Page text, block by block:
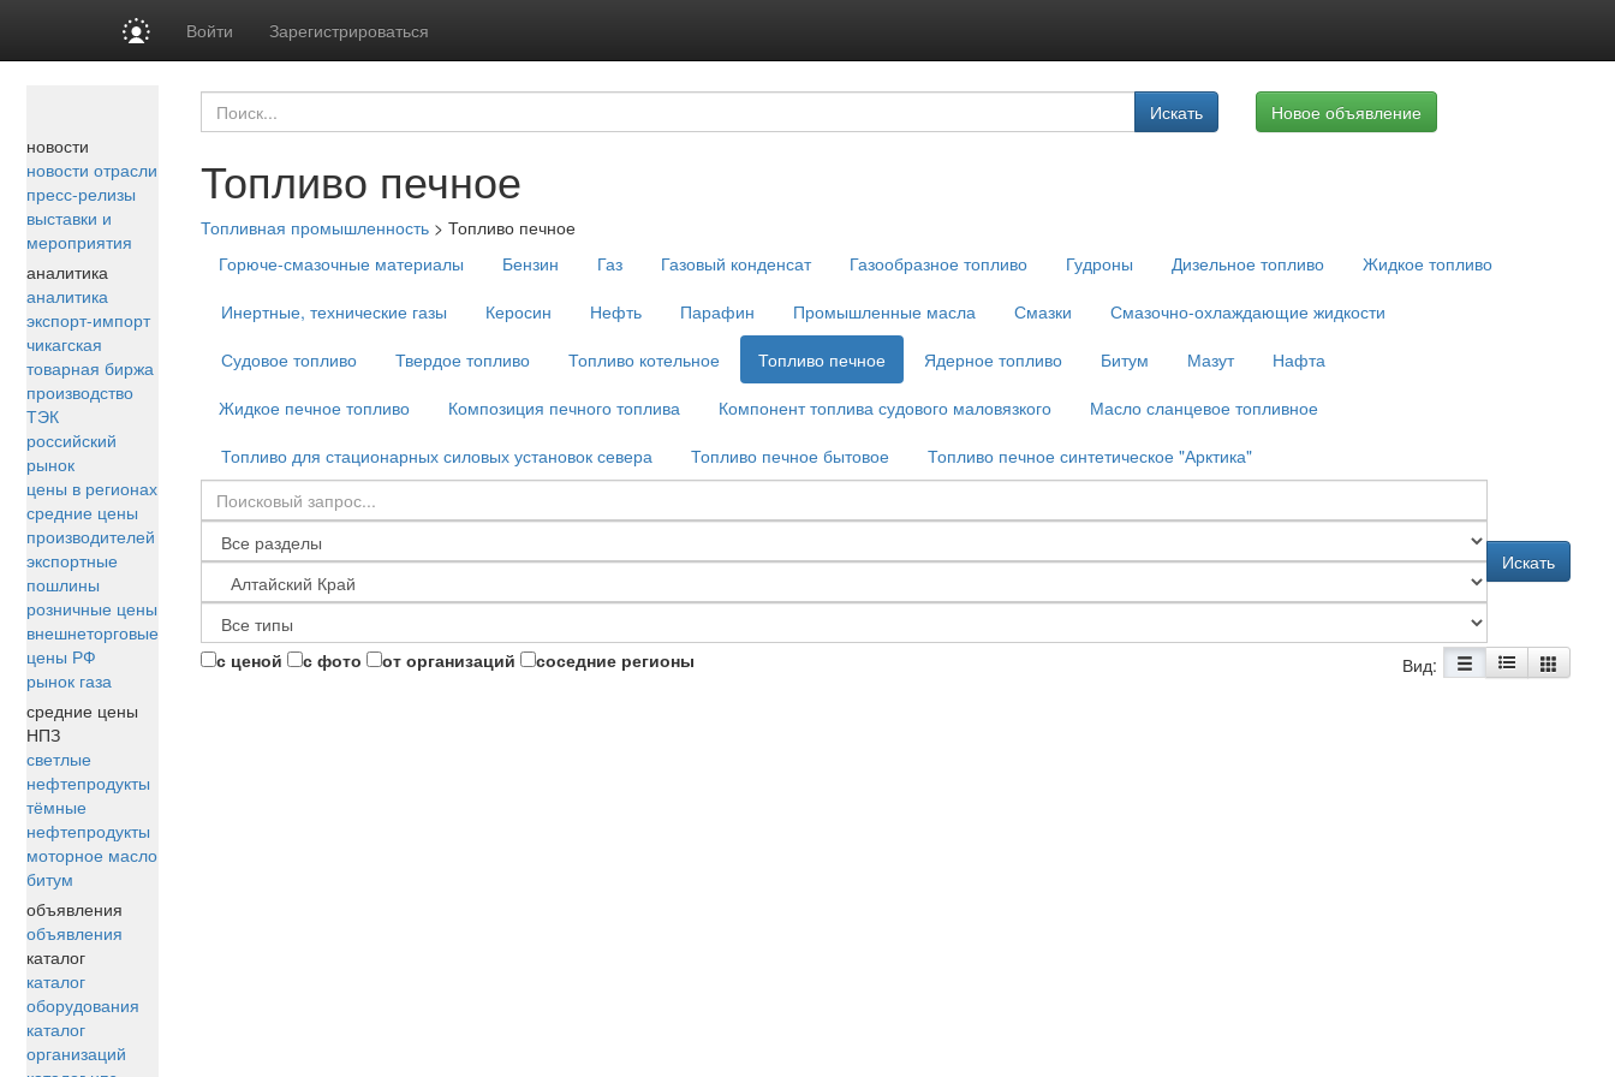
Войти Зарегистрироваться
новости
новости отрасли
пресс-релизы
выставки и
мероприятия
аналитика
аналитика
экспорт-импорт
чикагская
товарная биржа
производство
ТЭК
российский
рынок
цены в регионах
средние цены
производителей
экспортные
пошлины
розничные цены
внешнеторговые
цены РФ
рынок газа
средние цены
НПЗ
светлые
нефтепродукты
тёмные
нефтепродукты
моторное масло
битум
объявления
объявления
каталог
каталог
оборудования
каталог
организаций
Искать Новое объявление
Топливо печное
Топливная промышленность > Топливо печное
Горюче-смазочные материалы
Бензин Газ Газовый конденсат Газообразное топливо Гудроны Дизельное топливо
Жидкое топливо
Инертные, технические газы
Керосин Нефть Парафин Промышленные масла Смазки
Смазочно-охлаждающие жидкости
Судовое топливо
Твердое топливо Топливо котельное Топливо печное Ядерное топливо Битум Мазут
Нафта
Жидкое печное топливо
Композиция печного топлива Компонент топлива судового маловязкого
Масло сланцевое топливное
Топливо для стационарных силовых установок севера
Топливо печное бытовое Топливо печное синтетическое "Арктика"
Искать
с ценой с фото от организаций соседние регионы Вид: